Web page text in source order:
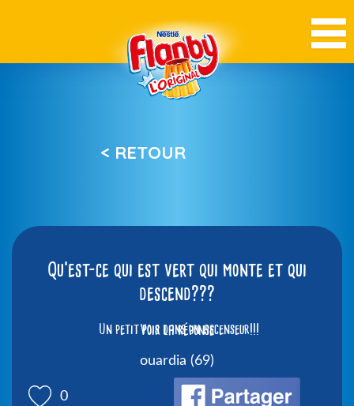
< RETOUR
Qu’est-ce qui est vert qui monte et qui
descend???
Voir la réponse
Un petit pois dans un ascenseur!!!
0
ouardia (69)